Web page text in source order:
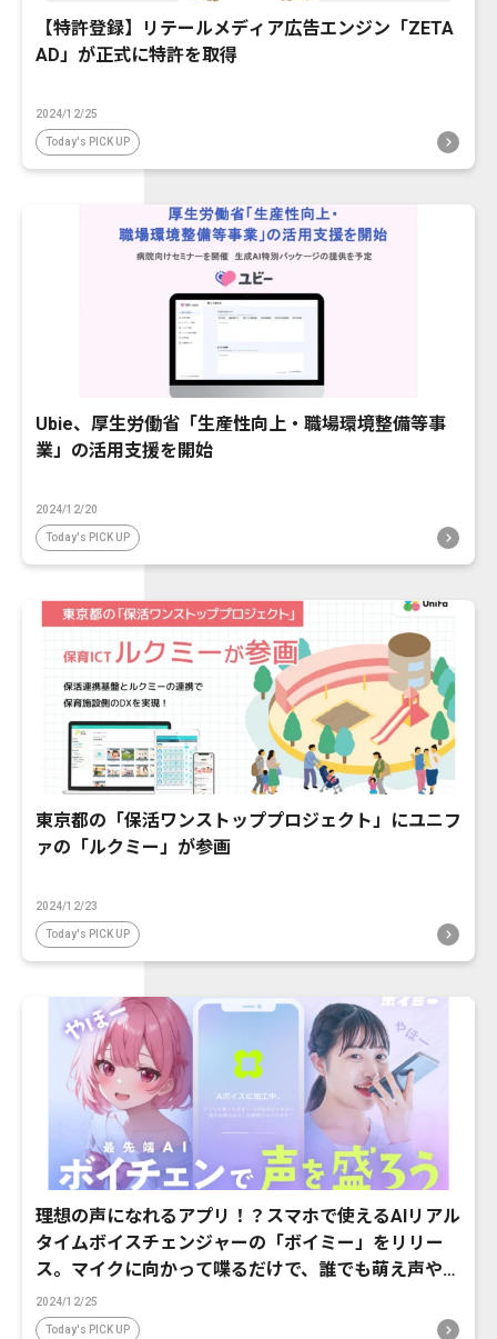
【特許登録】リテールメディア広告エンジン「ZETA
AD」が正式に特許を取得
2024/12/25
Today's PICK UP
Ubie、厚生労働省「生産性向上・職場環境整備等事
業」の活用支援を開始
2024/12/20
Today's PICK UP
東京都の「保活ワンストッププロジェクト」にユニフ
ァの「ルクミー」が参画
2024/12/23
Today's PICK UP
理想の声になれるアプリ！？スマホで使えるAIリアル
タイムボイスチェンジャーの「ボイミー」をリリー
ス。マイクに向かって喋るだけで、誰でも萌え声やイ
ケボ風に音声変換が可能に。
2024/12/25
Today's PICK UP